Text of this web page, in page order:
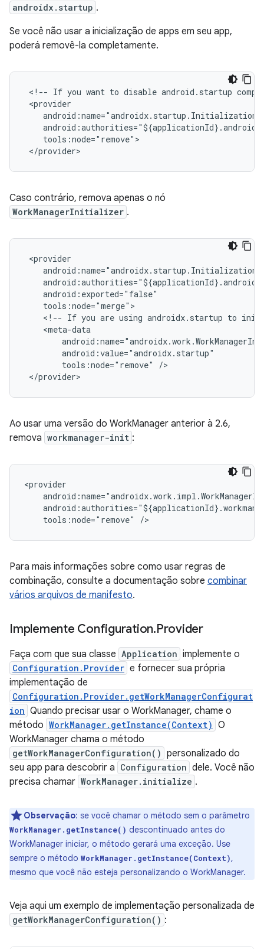
androidx.startup .
Se você não usar a inicialização de apps em seu app,
poderá removê-la completamente.
<!-- If you want to disable android.startup
Caso contrário, remova apenas o nó
WorkManagerInitializer .
<!-- If you are using androidx.startup to
tools:node="remove"
Ao usar uma versão do WorkManager anterior à 2.6,
remova workmanager-init :
tools:node="remove"
Para mais informações sobre como usar regras de
combinação, consulte a documentação sobre combinar
vários arquivos de manifesto.
Implemente Configuration.Provider
Faça com que sua classe Application implemente o
Configuration.Provider e fornecer sua própria
implementação de
Configuration.Provider.getWorkManagerConfigurat
ion Quando precisar usar o WorkManager, chame o
método WorkManager.getInstance(Context) O
WorkManager chama o método
getWorkManagerConfiguration() personalizado do
seu app para descobrir a Configuration dele. Você não
precisa chamar WorkManager.initialize .
Observação: se você chamar o método sem o parâmetro
WorkManager.getInstance() descontinuado antes do
WorkManager iniciar, o método gerará uma exceção. Use
sempre o método WorkManager.getInstance(Context),
mesmo que você não esteja personalizando o WorkManager.
Veja aqui um exemplo de implementação personalizada de
getWorkManagerConfiguration() :